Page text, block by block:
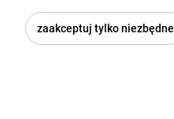
zaakceptuj tylko niezbędne